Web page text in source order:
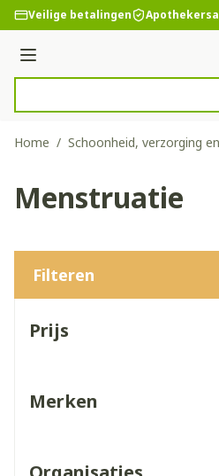
Ga naar de inhoud
Veilige betalingen
Menu
Home / Schoonheid, verzorging
Menstruatie
Filteren
Prijs
Merken